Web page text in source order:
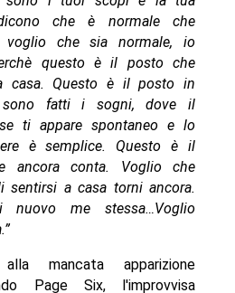
che è normale che
voglio che sia normale, io
questo è il posto che
casa. Questo è il posto in
fatti i sogni, dove il
ti appare spontaneo e lo
è semplice. Questo è il
ancora conta. Voglio che
sentirsi a casa torni ancora.
nuovo me stessa…Voglio
mancata apparizione
Page Six, l'improvvisa